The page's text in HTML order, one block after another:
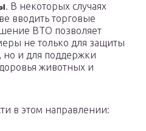
. В некоторых случаях
вводить торговые
ВТО позволяет
не только для защиты
и для поддержки
животных и
в этом направлении: